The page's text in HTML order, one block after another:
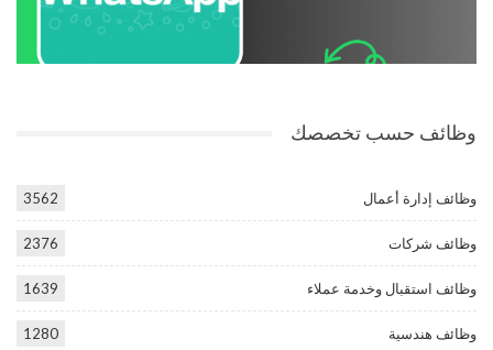
وظائف حسب تخصصك
وظائف إدارة أعمال 3562
وظائف شركات 2376
وظائف استقبال وخدمة عملاء 1639
وظائف هندسية 1280